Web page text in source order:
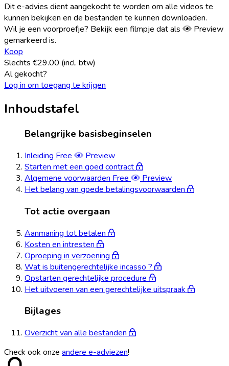
Dit e-advies dient aangekocht te worden om alle videos te
kunnen bekijken en de bestanden te kunnen downloaden.
Wil je een voorproefje? Bekijk een filmpje dat als
Preview
gemarkeerd is.
Koop
Slechts €29.00 (incl. btw)
Al gekocht?
Log in om toegang te krijgen
Inhoudstafel
Belangrijke basisbeginselen
Inleiding Free
Preview
Starten met een goed contract
Algemene voorwaarden Free
Preview
Het belang van goede betalingsvoorwaarden
Tot actie overgaan
Aanmaning tot betalen
Kosten en intresten
Oproeping in verzoening
Wat is buitengerechtelijke incasso ?
Opstarten gerechtelijke procedure
Het uitvoeren van een gerechtelijke uitspraak
Bijlages
Overzicht van alle bestanden
Check ook onze andere e-adviezen!